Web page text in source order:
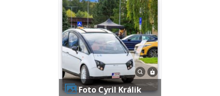
Foto Cyril Králik